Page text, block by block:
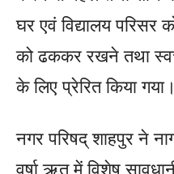
घर एवं विद्यालय परिसर
को ढककर रखने तथा
के लिए प्रेरित किया गया।
नगर परिषद् शाहपुर ने
वर्षा ऋतु में विशेष